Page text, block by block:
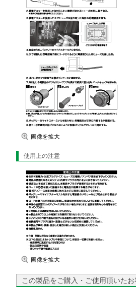
使用上の注意
この製品をご購入・ご使用頂いた